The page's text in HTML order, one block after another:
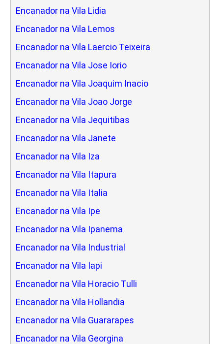
Encanador na Vila Lidia
Encanador na Vila Lemos
Encanador na Vila Laercio Teixeira
Encanador na Vila Jose Iorio
Encanador na Vila Joaquim Inacio
Encanador na Vila Joao Jorge
Encanador na Vila Jequitibas
Encanador na Vila Janete
Encanador na Vila Iza
Encanador na Vila Itapura
Encanador na Vila Italia
Encanador na Vila Ipe
Encanador na Vila Ipanema
Encanador na Vila Industrial
Encanador na Vila Iapi
Encanador na Vila Horacio Tulli
Encanador na Vila Hollandia
Encanador na Vila Guararapes
Encanador na Vila Georgina